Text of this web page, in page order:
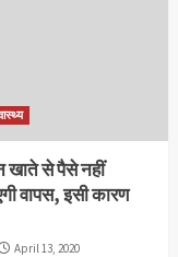
से पैसे नहीं
वापस, इसी कारण
April 13, 2020